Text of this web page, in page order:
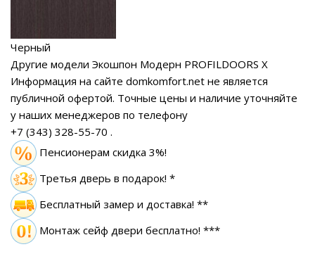
Черный
Другие модели Экошпон Модерн PROFILDOORS X
Информация на сайте domkomfort.net не является
публичной офертой. Точные цены и наличие уточняйте
у наших менеджеров по телефону
+7 (343) 328-55-70 .
Пенсионерам скидка 3%!
Третья дверь в подарок! *
Бесплатный замер и доставка! **
Монтаж сейф двери бесплатно! ***